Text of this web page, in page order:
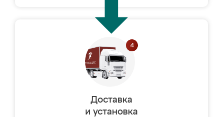
Доставка
и установка